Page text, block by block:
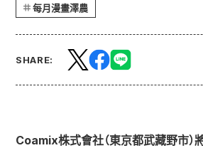
每月漫畫澤農
SHARE:
Coamix株式會社（東京都武藏野市）